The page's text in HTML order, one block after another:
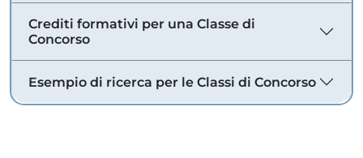
Crediti formativi per una Classe di
Concorso
Esempio di ricerca per le Classi di Concorso